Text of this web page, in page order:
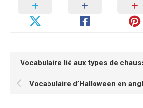
Vocabulaire d’Halloween en